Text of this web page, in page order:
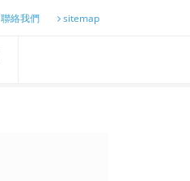
聯絡我們 sitemap